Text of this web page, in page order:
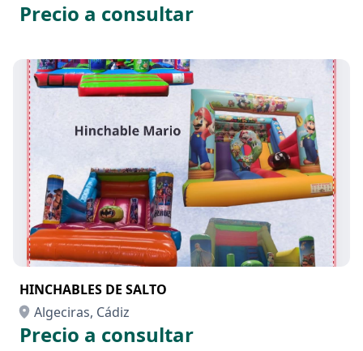
Precio a consultar
HINCHABLES DE SALTO
Algeciras, Cádiz
Precio a consultar